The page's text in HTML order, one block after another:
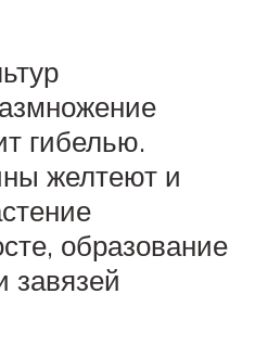
гибелью.
желтеют и
образование
завязей